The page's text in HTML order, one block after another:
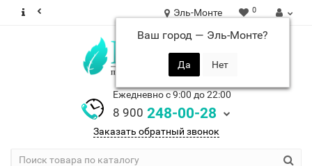
Эль-Монте
Ваш город — Эль-Монте?
0
Ежедневно с 9:00 до 22:00
8 900 248-00-28
Заказать обратный звонок